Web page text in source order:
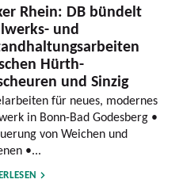
Rhein: DB bündelt
und
Hürth-
und Sinzig
für neues, modernes
in Bonn-Bad Godesberg •
von Weichen und
•...